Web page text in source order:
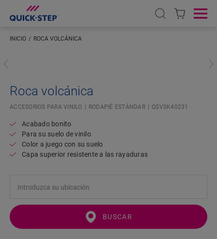
Open search
INICIO ROCA VOLCÁNICA
Roca volcánica
ACCESORIOS PARA VINILO RODAPIÉ ESTÁNDAR QSVSK40231
Acabado bonito
Para su suelo de vinilo
Color a juego con su suelo
Capa superior resistente a las rayaduras
BUSCAR